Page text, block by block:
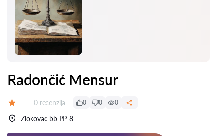
Radončić Mensur
Recenzija:
0 recenzija 0 0 0
Zlokovac bb PP-8